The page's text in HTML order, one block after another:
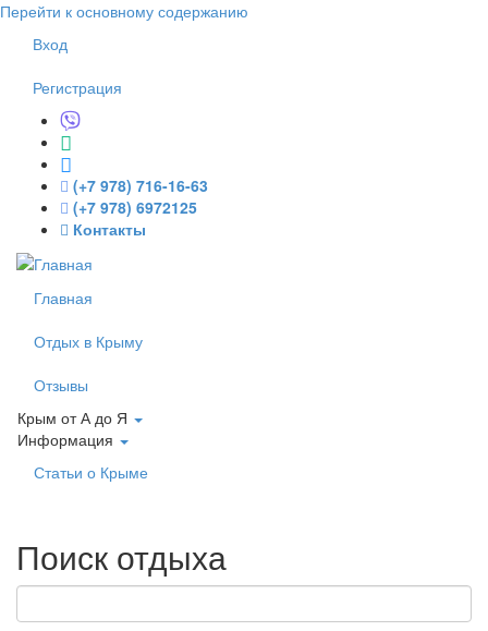
Перейти к основному содержанию
Вход
Регистрация
(+7 978) 716-16-63
(+7 978) 6972125
Контакты
Главная
Отдых в Крыму
Отзывы
Крым от А до Я
Информация
Статьи о Крыме
Поиск отдыха